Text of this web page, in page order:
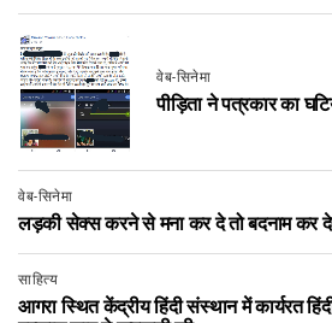
वेब-सिनेमा
पीड़िता ने पत्रकार का
वेब-सिनेमा
लड़की सेक्स करने से मना कर दे तो बदनाम कर
साहित्य
आगरा स्थित केंद्रीय हिंदी संस्थान में कार्यरत